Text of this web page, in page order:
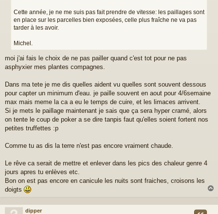
Cette année, je ne me suis pas fait prendre de vitesse: les paillages sont
en place sur les parcelles bien exposées, celle plus fraîche ne va pas
tarder à les avoir.
Michel.
moi j'ai fais le choix de ne pas pailler quand c'est tot pour ne pas
asphyxier mes plantes compagnes.
Dans ma tete je me dis quelles aident vu quelles sont souvent dessous
pour capter un minimum d'eau. je paille souvent en aout pour 4/6semaine
max mais meme la ca a eu le temps de cuire, et les limaces arrivent.
Si je mets le paillage maintenant je sais que ça sera hyper cramé, alors
on tente le coup de poker a se dire tanpis faut qu'elles soient fortent nos
petites truffettes :p
Comme tu as dis la terre n'est pas encore vraiment chaude.
Le rêve ca serait de mettre et enlever dans les pics des chaleur genre 4
jours apres tu enlèves etc.
Bon on est pas encore en canicule les nuits sont fraiches, croisons les
doigts
u
dipper